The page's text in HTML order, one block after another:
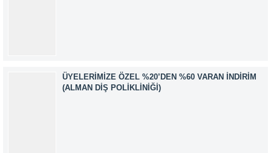
ÜYELERIMIZE ÖZEL %20’DEN %60 VARAN İNDIRIM
(ALMAN DIŞ POLIKLINIĞI)